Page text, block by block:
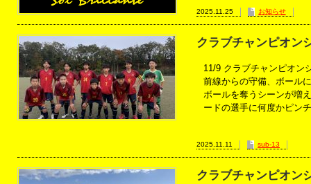
2025.11.25 お知らせ
クラブチャンピオ
11/9 クラブチャンピオ
前線からの守備、ボール
ボールを奪うシーンが増
ードの選手に何度かピン
2025.11.11 sub-13
クラブチャンピオ